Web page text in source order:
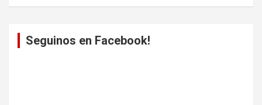
Seguinos en Facebook!